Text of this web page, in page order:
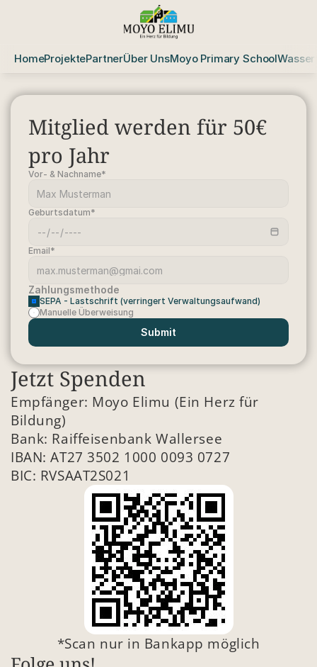
HomeProjektePartnerÜber UnsMoyo Primary School
Jetzt Spenden
Empfänger: Moyo Elimu (Ein Herz für
Bildung)
Bank: Raiffeisenbank Wallersee
IBAN: AT27 3502 1000 0093 0727
BIC: RVSAAT2S021
*Scan nur in Bankapp möglich
Mitglied werden für 50€
pro Jahr
Vor- & Nachname*
Geburtsdatum*
Email*
Zahlungsmethode
SEPA - Lastschrift (verringert Verwaltungsaufwand)
Manuelle Überweisung
Submit